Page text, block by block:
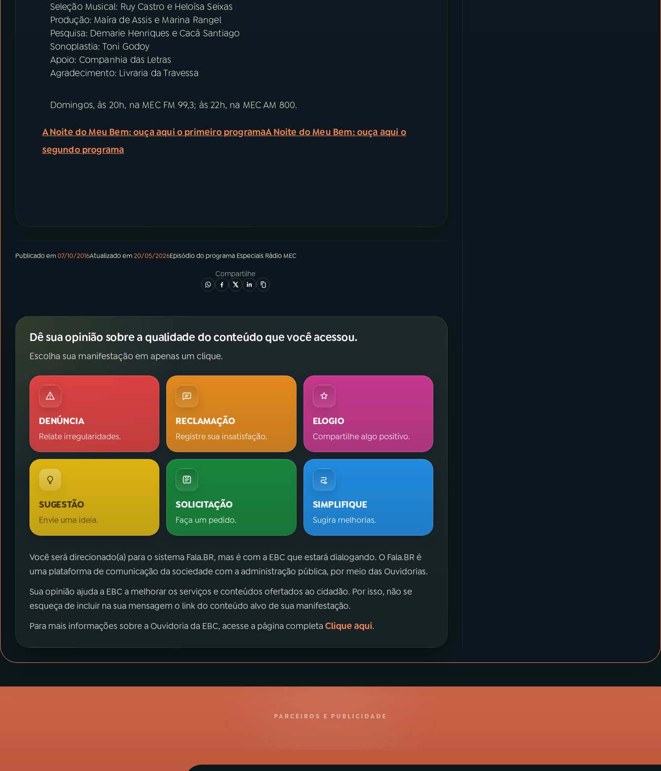
Seleção Musical: Ruy Castro e Heloísa Seixas
Produção: Maíra de Assis e Marina Rangel
Pesquisa: Demarie Henriques e Cacá Santiago
Sonoplastia: Toni Godoy
Apoio: Companhia das Letras
Agradecimento: Livraria da Travessa
Domingos, às 20h, na MEC FM 99,3; às 22h, na MEC AM 800.
A Noite do Meu Bem: ouça aqui o primeiro programaA Noite do Meu Bem: ouça aqui o
segundo programa
Publicado em07/10/2016Atualizado em20/05/2026Episódiodo programa Especiais Rádio MEC
Compartilhe
Dê sua opinião sobre a qualidade do conteúdo que você acessou.
Escolha sua manifestação em apenas um clique.
DENÚNCIA
Relate irregularidades.
RECLAMAÇÃO
Registre sua insatisfação.
ELOGIO
Compartilhe algo positivo.
SUGESTÃO
Envie uma ideia.
SOLICITAÇÃO
Faça um pedido.
SIMPLIFIQUE
Sugira melhorias.
Você será direcionado(a) para o sistema Fala.BR, mas é com a EBC que estará dialogando. O Fala.BR é
uma plataforma de comunicação da sociedade com a administração pública, por meio das Ouvidorias.
Sua opinião ajuda a EBC a melhorar os serviços e conteúdos ofertados ao cidadão. Por isso, não se
esqueça de incluir na sua mensagem o link do conteúdo alvo de sua manifestação.
Para mais informações sobre a Ouvidoria da EBC, acesse a página completaClique aqui.
PARCEIROS E PUBLICIDADE